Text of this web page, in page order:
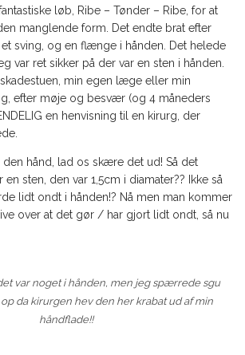
løb, Ribe – Tønder – Ribe, for at
manglende form. Det endte brat efter
sving, og en flænge i hånden. Det helede
var ret sikker på der var en sten i hånden.
min egen læge eller min
efter møje og besvær (og 4 måneders
en henvisning til en kirurg, der
hånd, lad os skære det ud! Så det
sten, den var 1,5cm i diamater?? Ikke så
lidt ondt i hånden!? Nå men man kommer
over at det gør / har gjort lidt ondt, så nu
var noget i hånden, men jeg spærrede sgu
da kirurgen hev den her krabat ud af min
håndflade!!